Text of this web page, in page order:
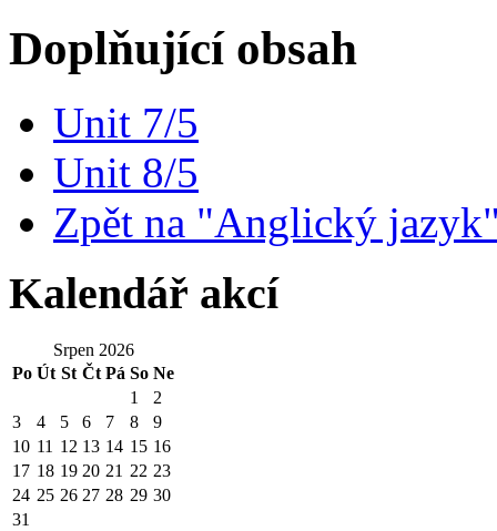
Doplňující obsah
Unit 7/5
Unit 8/5
Zpět na "Anglický
Kalendář akcí
Srpen 2026
Po Út St Čt Pá So Ne
1
2
3
4 5 6 7 8
9
10 11 12 13 14 15 16
17 18 19 20 21 22 23
24 25 26 27 28 29 30
31